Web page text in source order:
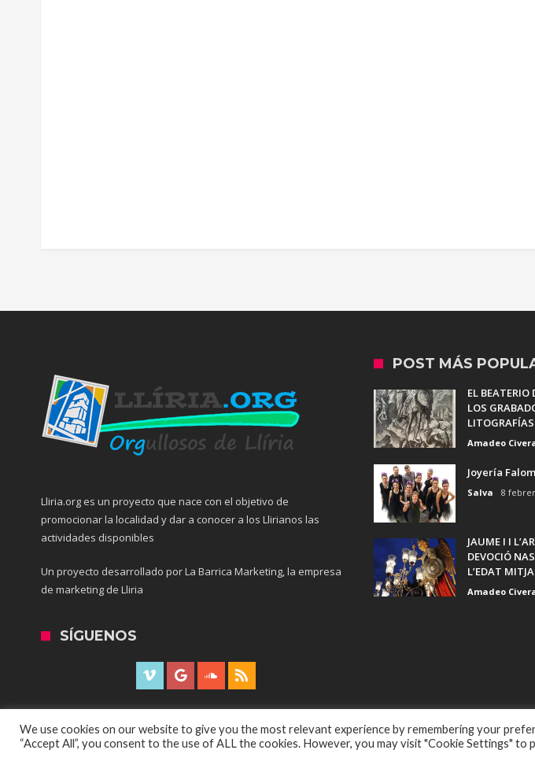
Lliria.org es un proyecto que nace con el objetivo de
promocionar la localidad y dar a conocer a los Llirianos las
actividades disponibles
Un proyecto desarrollado por La Barrica Marketing, la empresa
de marketing de Lliria
SÍGUENOS
POST MÁS
EL BEATERIO
LOS
Amadeo
Joyería
Salva 8
JAUME I I
DEVOCIÓ
L’EDAT
Amadeo
© Copyright 2016, Todos los derechos reservados por All Rights Reserved Powered byLa Barrica
We use cookies on our website to give you the most relevant experience by remembering your
“Accept All”, you consent to the use of ALL the cookies. However, you may visit "Cookie Settings"